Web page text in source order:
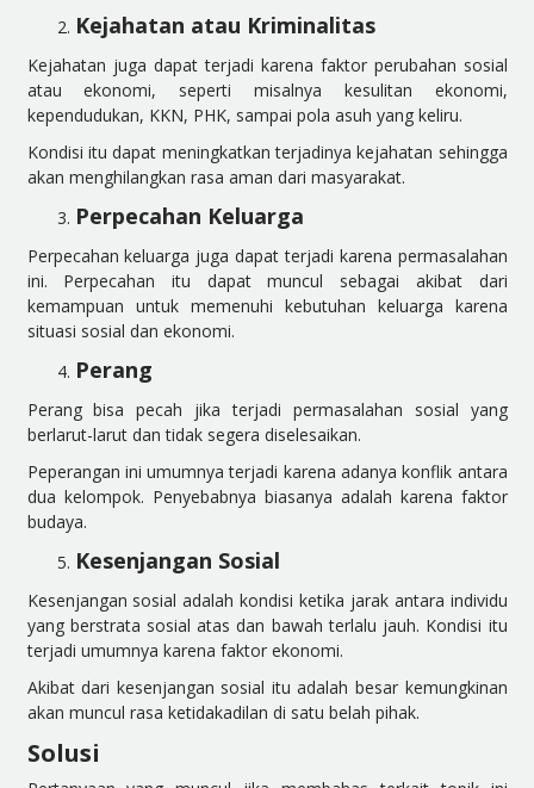
Kejahatan atau Kriminalitas
Kejahatan juga dapat terjadi karena faktor perubahan sosial
atau ekonomi, seperti misalnya kesulitan ekonomi,
kependudukan, KKN, PHK, sampai pola asuh yang keliru.
Kondisi itu dapat meningkatkan terjadinya kejahatan sehingga
akan menghilangkan rasa aman dari masyarakat.
Perpecahan Keluarga
Perpecahan keluarga juga dapat terjadi karena permasalahan
ini. Perpecahan itu dapat muncul sebagai akibat dari
kemampuan untuk memenuhi kebutuhan keluarga karena
situasi sosial dan ekonomi.
Perang
Perang bisa pecah jika terjadi permasalahan sosial yang
berlarut-larut dan tidak segera diselesaikan.
Peperangan ini umumnya terjadi karena adanya konflik antara
dua kelompok. Penyebabnya biasanya adalah karena faktor
budaya.
Kesenjangan Sosial
Kesenjangan sosial adalah kondisi ketika jarak antara individu
yang berstrata sosial atas dan bawah terlalu jauh. Kondisi itu
terjadi umumnya karena faktor ekonomi.
Akibat dari kesenjangan sosial itu adalah besar kemungkinan
akan muncul rasa ketidakadilan di satu belah pihak.
Solusi